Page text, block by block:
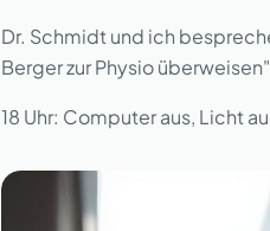
Dr. Schmidt und ich
Berger zur Physio
18 Uhr: Computer aus, Licht